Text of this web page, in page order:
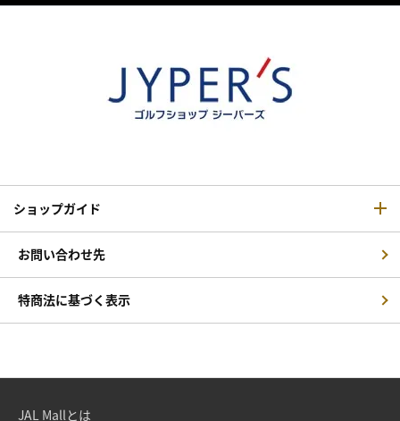
ショップガイド
お問い合わせ先
特商法に基づく表示
JAL Mallとは